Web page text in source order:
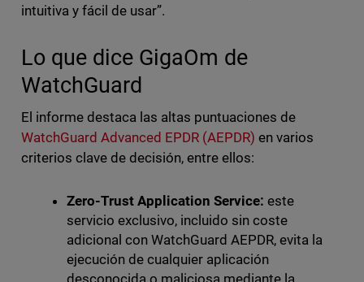
intuitiva y fácil de usar”.
Lo que dice GigaOm de
WatchGuard
El informe destaca las altas puntuaciones de
WatchGuard Advanced EPDR (AEPDR) en varios
criterios clave de decisión, entre ellos:
Zero-Trust Application Service: este
servicio exclusivo, incluido sin coste
adicional con WatchGuard AEPDR, evita la
ejecución de cualquier aplicación